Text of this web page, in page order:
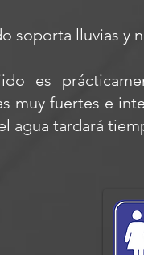
soporta lluvias y
es
muy fuertes e
agua tardará